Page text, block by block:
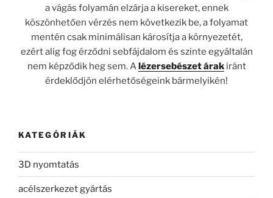
a vágás folyamán elzárja a kisereket, ennek
köszönhetően vérzés nem következik be, a folyamat
mentén csak minimálisan károsítja a környezetét,
ezért alig fog érződni sebfájdalom és szinte egyáltalán
nem képződik heg sem. Alézersebészet árakiránt
érdeklődjön elérhetőségeink bármelyikén!
KATEGÓRIÁK
3D nyomtatás
acélszerkezet gyártás